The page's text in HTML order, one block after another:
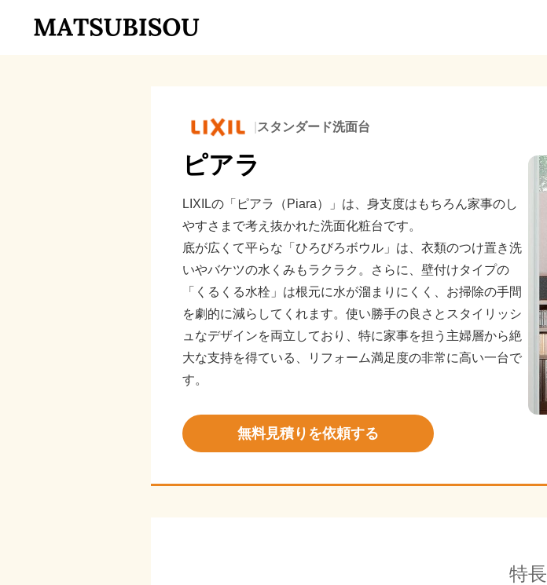
スタンダード洗面台
ピアラ
LIXILの「ピアラ（Piara）」は、身支度はもちろん家事のし
やすさまで考え抜かれた洗面化粧台です。
底が広くて平らな「ひろびろボウル」は、衣類のつけ置き洗
いやバケツの水くみもラクラク。さらに、壁付けタイプの
「くるくる水栓」は根元に水が溜まりにくく、お掃除の手間
を劇的に減らしてくれます。使い勝手の良さとスタイリッシ
ュなデザインを両立しており、特に家事を担う主婦層から絶
大な支持を得ている、リフォーム満足度の非常に高い一台で
す。
無料見積りを依頼する
特長